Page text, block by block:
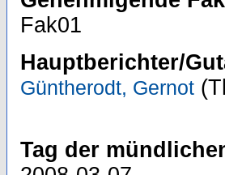
Fak01
Hauptberichter/
Güntherodt, Gernot
Tag der